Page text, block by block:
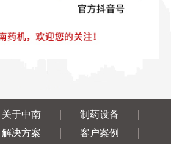
关于中南
制药设备
解决方案
客户案例